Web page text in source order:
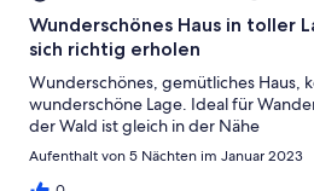
Wunderschönes Haus in toller
sich richtig erholen
Wunderschönes, gemütliches Haus,
wunderschöne Lage. Ideal für
der Wald ist gleich in der Nähe
Aufenthalt von 5 Nächten im Januar 2023